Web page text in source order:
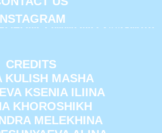
CREDITS
KULISH MASHA
KSENIA ILIINA
KHOROSHIKH
MELEKHINA